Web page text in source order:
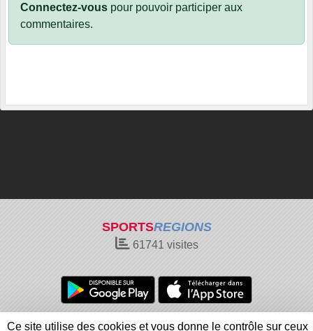
Connectez-vous pour pouvoir participer aux
commentaires.
SPORTSREGIONS
61741 visites
Charte cookies Gestion des cookies
Ce site utilise des cookies et vous donne le contrôle sur ceux